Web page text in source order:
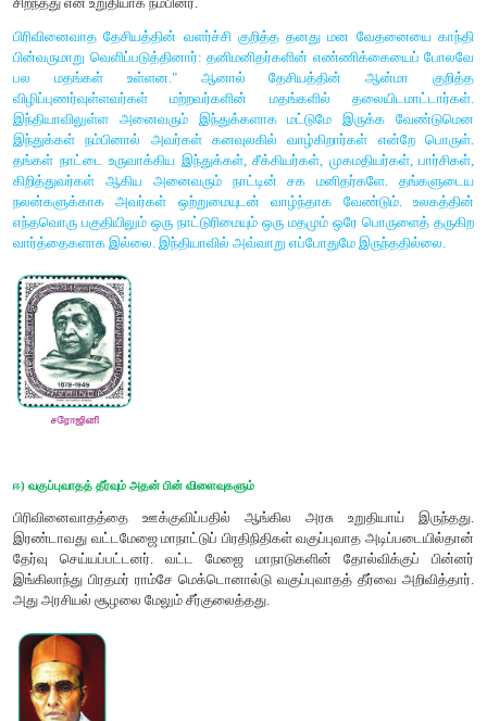
வலியுறுத்த முடியவில்லை . இக்காலகட்டத்தில்
காங்கிரஸ் பல ஒற்றுமை மாநாடுகளை நடத்திய போதிலும்
ஏற்படவில்லை .
இ) முஸ்லிம்களின் டெல்லி மாநாடும் அவர்களின் புதிய
1927 மார்ச் 20இல் டெல்லியில் முஸ்லிம்களின் மாநாடு
நிகழ்வுகள் ஒற்றுமைக்காக மேற்கொள்ளப்பட்ட
வெளிப்பாடாய் அமைந்தது. மாநாடு முன்வைத்த நான்கு
கொள்ளப்பட்டால், தனித்தொகுதிக்கோரிக்கையை தாங்கள்
முஸ்லிம்கள் அறிவித்தனர். அந்நான்கு கோரிக்கைகள் வருமாறு 1.
சிந்துப் பகுதியைத் தனியாகப் பிரிப்பது 2.
எல்லைகளையும் சீர்திருத்துவது 3. பஞ்சாபிலும்
அடிப்படையில் பிரதிநிதித்துவம் 4. மத்திய சட்டமன்றத்தில்
விழுக்காடுகள் இட ஒதுக்கீடு.
மோதிலால் நேருவும் எஸ். ஸ்ரீனிவாசனும் அகில இந்திய
வேர்விட்டிருந்ததால் இம்முன் முயற்சிகள் தோல்வியடைந்தன.
பிரச்சனை மனிதர்களின் கைகளைத் தாண்டிச்
கருத்துக் கூறினார். இவ்வாய்ப்பினைப் பயன்படுத்தி
தவறிய காங்கிரஸ், பிரச்சனையை நீட்டிக்கும் விதமாக
அமைத்தது. பம்பாயிலிருந்து சிந்துவை பிரிப்பது நிதியாதார
என்பதைக் கண்டறிய ஒரு குழு, முஸ்லிம் பெரும்பான்மையைப்
உத்தியாக விகிதாச்சாரப் பிரதிநிதித்துவம் குறித்து ஆய்வு
குழு என இரு குழுக்கள் அமைக்கப்பெற்றன. இரு